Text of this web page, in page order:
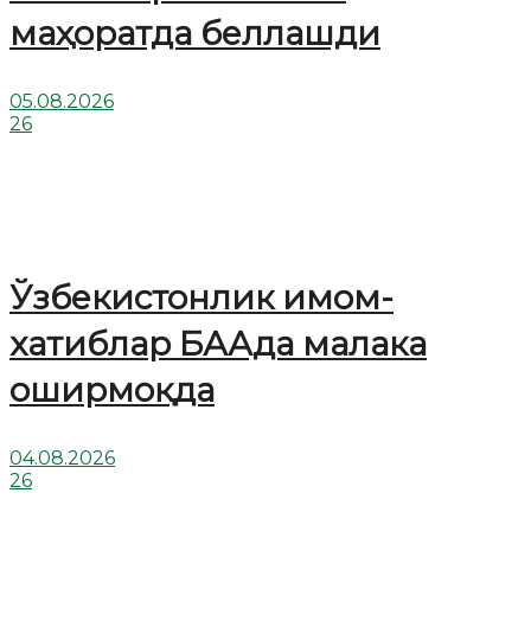
маҳоратда беллашди
05.08.2026
26
Ўзбекистонлик имом-
хатиблар БААда малака
оширмоқда
04.08.2026
26